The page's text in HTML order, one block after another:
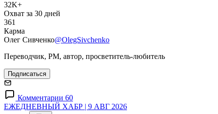
32K+
Охват за 30 дней
361
Карма
Олег Сивченко@OlegSivchenko
Переводчик, PM, автор, просветитель-любитель
Подписаться
Комментарии 60
ЕЖЕДНЕВНЫЙ ХАБР | 9 АВГ 2026